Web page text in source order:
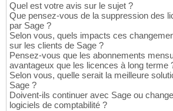
Quel est votre avis sur le sujet ?
Que pensez-vous de la suppression des
par Sage ?
Selon vous, quels impacts ces
sur les clients de Sage ?
Pensez-vous que les abonnements
avantageux que les licences à long terme
Selon vous, quelle serait la meilleure
Sage ?
Doivent-ils continuer avec Sage ou
logiciels de comptabilité ?